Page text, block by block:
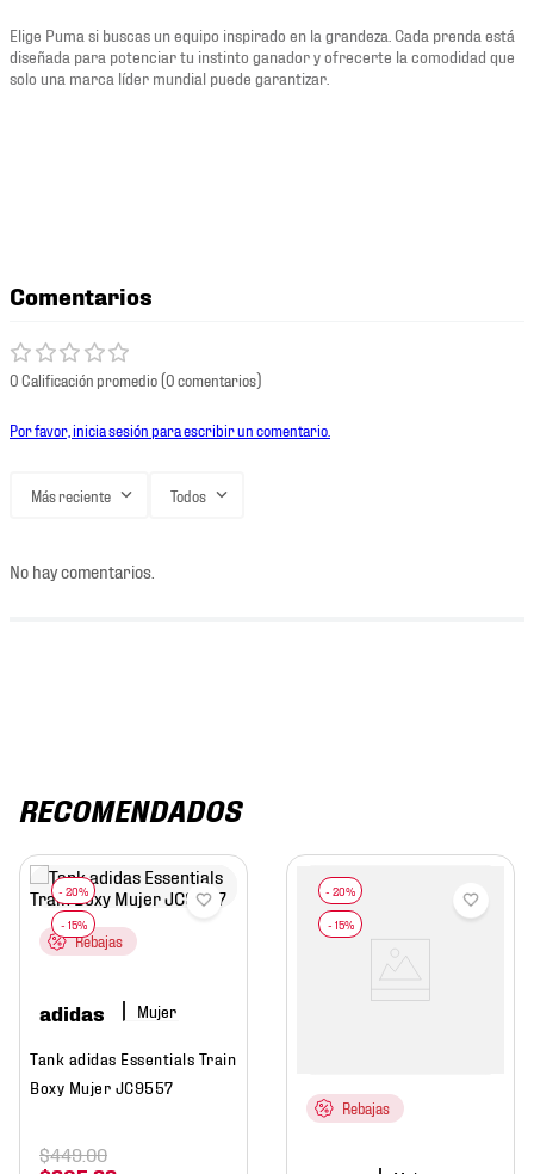
Elige Puma si buscas un equipo inspirado en la grandeza. Cada prenda está
diseñada para potenciar tu instinto ganador y ofrecerte la comodidad que
solo una marca líder mundial puede garantizar.
Comentarios
0 Calificación promedio(0 comentarios)
Por favor, inicia sesión para escribir un comentario.
Más reciente Todos
No hay comentarios.
RECOMENDADOS
Rebajas
adidas Mujer
Tank adidas Essentials Train
Boxy Mujer JC9557
$449.00
Rebajas